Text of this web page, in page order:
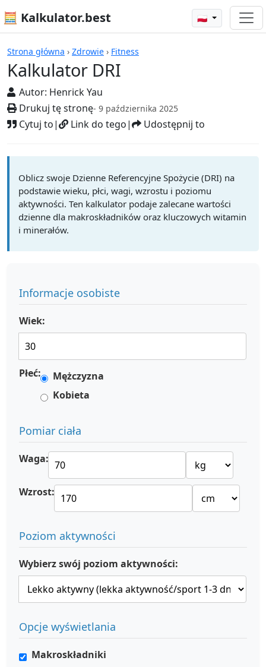
🧮 Kalkulator.best 🇵🇱
Strona główna › Zdrowie › Fitness
Kalkulator DRI
Autor: Henrick Yau
Drukuj tę stronę- 9 października 2025
Cytuj to| Link do tego| Udostępnij to
Kalkulatory
Oblicz swoje Dzienne Referencyjne Spożycie (DRI) na
podstawie wieku, płci, wagi, wzrostu i poziomu
aktywności. Ten kalkulator podaje zalecane wartości
dzienne dla makroskładników oraz kluczowych witamin
i minerałów.
Informacje osobiste
Wiek:
Płeć:
Mężczyzna
Kobieta
Pomiar ciała
Waga:
Wzrost:
Poziom aktywności
Wybierz swój poziom aktywności:
Opcje wyświetlania
Makroskładniki